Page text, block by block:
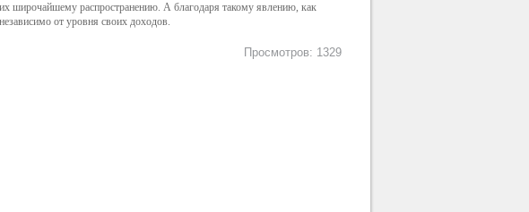
широчайшему распространению. А благодаря такому явлению, как
от уровня своих доходов.
Просмотров: 1329